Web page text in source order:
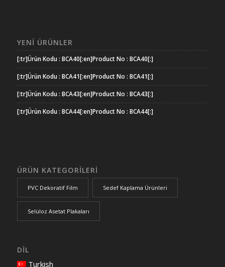
YENI ÜRÜNLER
[:tr]Ürün Kodu : BCA40[:en]Product No : BCA40[:]
[:tr]Ürün Kodu : BCA41[:en]Product No : BCA41[:]
[:tr]Ürün Kodu : BCA43[:en]Product No : BCA43[:]
[:tr]Ürün Kodu : BCA44[:en]Product No : BCA44[:]
ÜRÜN KATEGORİLERİ
PVC Dekoratif Film Sedef Kaplama Ürünleri
Selüloz Asetat Plakaları
DİL
Turkish